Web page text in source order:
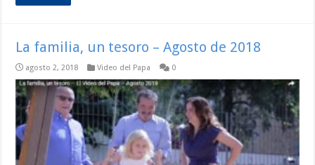
La familia, un tesoro – Agosto de 2018
agosto 2, 2018 Video del Papa 0